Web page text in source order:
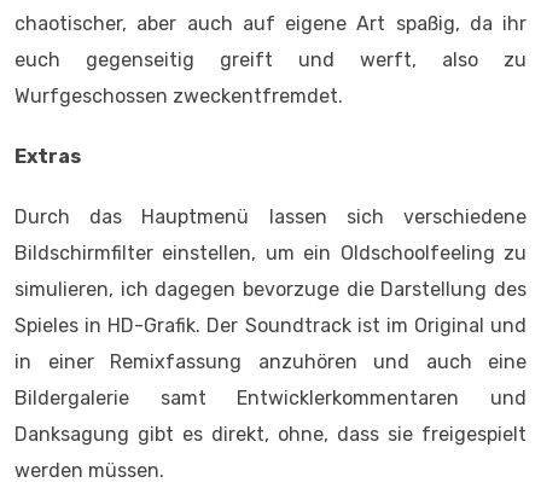
chaotischer, aber auch auf eigene Art spaßig, da ihr
euch gegenseitig greift und werft, also zu
Wurfgeschossen zweckentfremdet.
Extras
Durch das Hauptmenü lassen sich verschiedene
Bildschirmfilter einstellen, um ein Oldschoolfeeling zu
simulieren, ich dagegen bevorzuge die Darstellung des
Spieles in HD-Grafik. Der Soundtrack ist im Original und
in einer Remixfassung anzuhören und auch eine
Bildergalerie samt Entwicklerkommentaren und
Danksagung gibt es direkt, ohne, dass sie freigespielt
werden müssen.